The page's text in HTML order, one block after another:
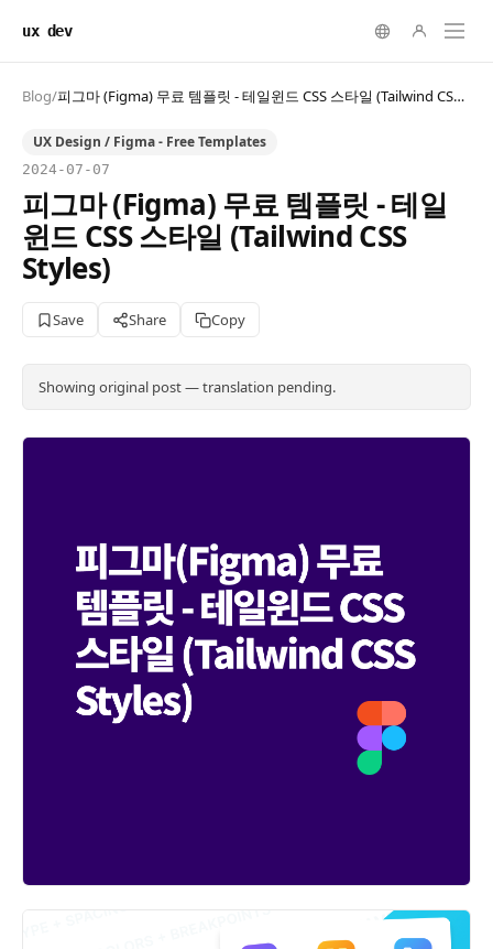
ux dev
Blog/ 피그마 (Figma) 무료 템플릿 - 테일윈드 CSS 스타일 (Tailwind CSS Styles)
UX Design / Figma - Free Templates
2024-07-07
피그마 (Figma) 무료 템플릿 - 테일
윈드 CSS 스타일 (Tailwind CSS
Styles)
Save Share Copy
Showing original post — translation pending.